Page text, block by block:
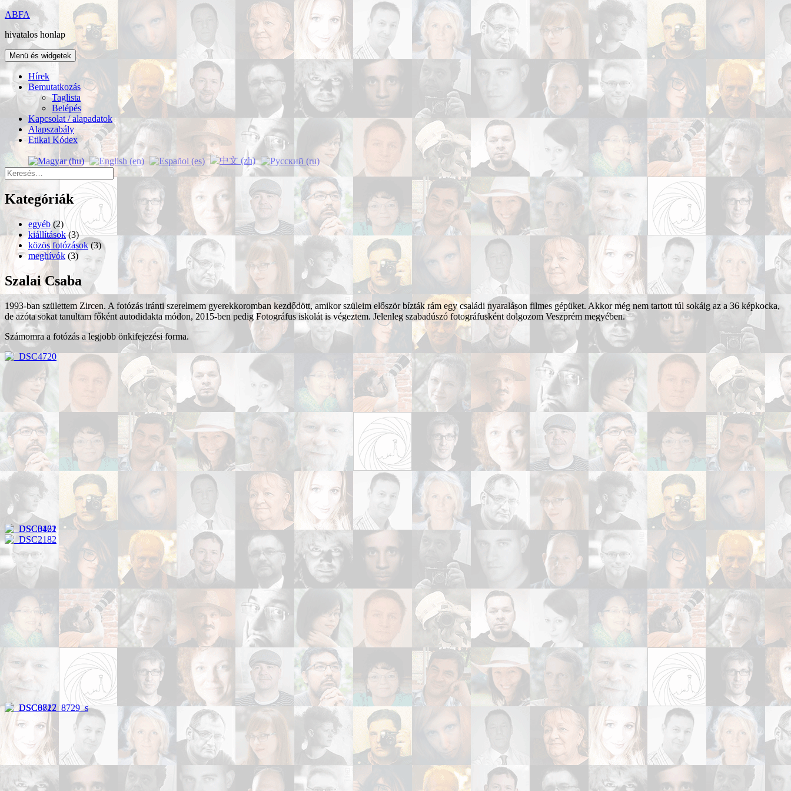
Kilépés
tartalomba
ABFA
hivatalos honlap
Menü és widgetek
Hírek
Bemutatkozás
Taglista
Belépés
Kapcsolat / alapadatok
Alapszabály
Etikai Kódex
Keresés:
Kategóriák
egyéb(2)
kiállítások(3)
közös fotózások(3)
meghívók (3)
Szalai Csaba
1993-ban születtem Zircen. A fotózás iránti szerelmem gyerekkoromban kezdődött, amikor szüleim először bízták rám egy családi nyaraláson filmes gépüket. Akkor még nem tartott túl sokáig az a 36 képkocka,
de azóta sokat tanultam főként autodidakta módon, 2015-ben pedig Fotográfus iskolát is végeztem. Jelenleg szabadúszó fotográfusként dolgozom Veszprém megyében.
Számomra a fotózás a legjobb önkifejezési forma.